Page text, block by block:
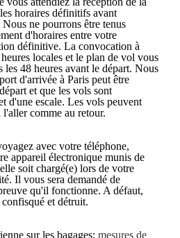
horaires définitifs avant
ne pourrons être tenus
d'horaires entre votre
définitive. La convocation à
locales et le plan de vol vous
les 48 heures avant le départ. Nous
d'arrivée à Paris peut être
et que les vols sont
d'une escale. Les vols peuvent
comme au retour.
avec votre téléphone,
appareil électronique munis de
soit chargé(e) lors de votre
Il vous sera demandé de
qu'il fonctionne. A défaut,
et détruit.
sur les bagages: mesures de